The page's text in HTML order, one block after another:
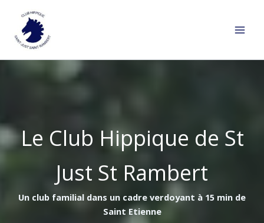
contenu
Le Club Hippique de St
Just St Rambert
Un club familial dans un cadre verdoyant à 15 min de
Saint Etienne